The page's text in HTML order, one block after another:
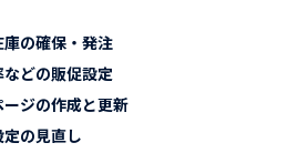
の確保・発注
どの販促設定
ジの作成と更新
の見直し